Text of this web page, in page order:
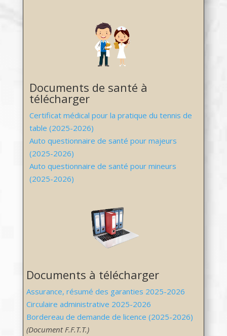
Documents de santé à
télécharger
Certificat médical pour la pratique du tennis de
table (2025-2026)
Auto questionnaire de santé pour majeurs
(2025-2026)
Auto questionnaire de santé pour mineurs
(2025-2026)
Documents à télécharger
Assurance, résumé des garanties 2025-2026
Circulaire administrative 2025-2026
Bordereau de demande de licence (2025-2026)
(Document F.F.T.T.)